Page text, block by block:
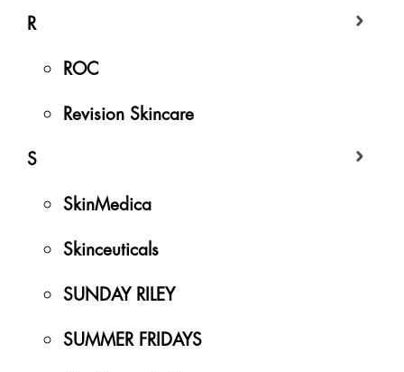
R
ROC
Revision Skincare
S
SkinMedica
Skinceuticals
SUNDAY RILEY
SUMMER FRIDAYS